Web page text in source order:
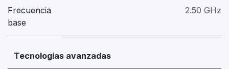
Frecuencia
base
2.50 GHz
Tecnologías avanzadas